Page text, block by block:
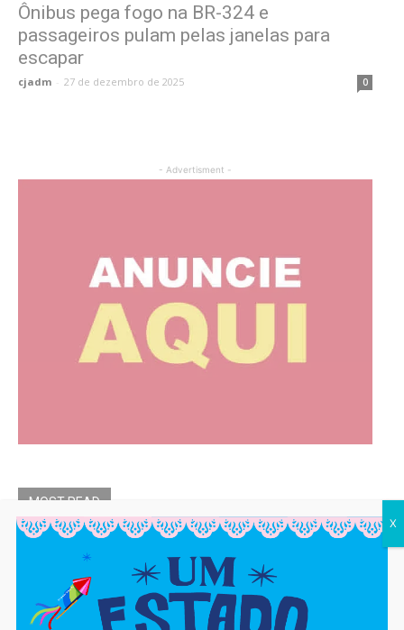
Ônibus pega fogo na BR-324 e
passageiros pulam pelas janelas para
escapar
cjadm 27 de dezembro de 2025 0
- Advertisment -
MOST READ
nesta sexta (7)
7 de agosto de 2026
X